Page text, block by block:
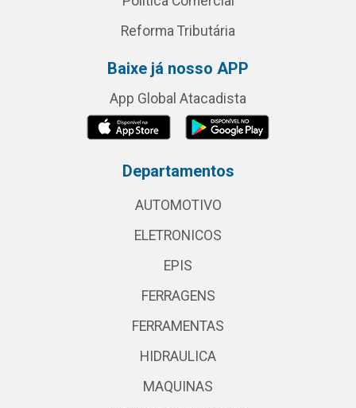
Reforma Tributária
Baixe já nosso APP
App Global Atacadista
Departamentos
AUTOMOTIVO
ELETRONICOS
EPIS
FERRAGENS
FERRAMENTAS
HIDRAULICA
MAQUINAS